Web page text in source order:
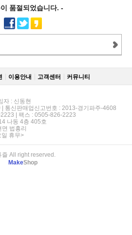
품절되었습니다. -
이용안내 고객센터 커뮤니티
자 : 신동현
통신판매업신고번호 : 2013-경기파주-4608
| 팩스 : 0505-826-2223
나동 4층 405호
법흥리
휴무>
All right reserved.
MakeShop